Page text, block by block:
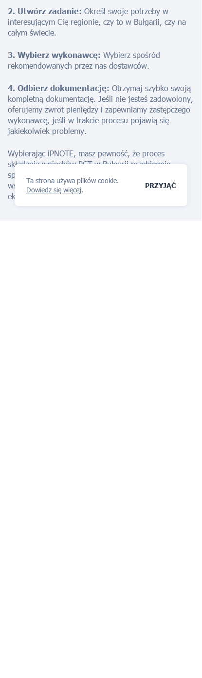
Ta strona używa plików cookie.
Dowiedz się więcej.
PRZYJĄĆ
2. Utwórz zadanie: Określ swoje potrzeby w
interesującym Cię regionie, czy to w Bułgarii, czy na
całym świecie.
3. Wybierz wykonawcę: Wybierz spośród
rekomendowanych przez nas dostawców.
4. Odbierz dokumentację: Otrzymaj szybko swoją
kompletną dokumentację. Jeśli nie jesteś zadowolony,
oferujemy zwrot pieniędzy i zapewniamy zastępczego
wykonawcę, jeśli w trakcie procesu pojawią się
jakiekolwiek problemy.
Wybierając iPNOTE, masz pewność, że proces
składania wniosków PCT w Bułgarii przebiegnie
sprawnie i niezawodnie, a proces ten będzie
wspierany przez globalną sieć sprawdzonych
ekspertów w dziedzinie własności intelektualnej.